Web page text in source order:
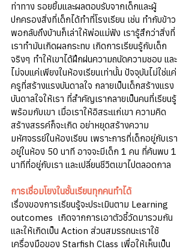
ท่าทาง รอยยิ้มและผลตอบรับจากเด็กและผู้
ปกครองสิ่งที่เด็กได้ทำที่โรงเรียน เช่น ทำกับข้าว
พอกลับถึงบ้านก็เล่าให้พ่อแม่ฟัง เรารู้สึกว่าสิ่งที่
เราทำมันเกิดผลกระทบ เกิดการเรียนรู้กับเด็ก
จริงๆ ทำให้เขาได้ฝึกฝนความถนัดความชอบ และ
ไม่จบแค่เพียงในห้องเรียนเท่านั้น ปัจจุบันไม่ใช่แค่
ครูที่สร้างแรงบันดาลใจ กลายเป็นเด็กสร้างแรง
บันดาลใจให้เรา ที่สำคัญเรากลายเป็นคนที่เรียนรู้
พร้อมกับเขา เมื่อเราให้อิสระแก่เขา ความคิด
สร้างสรรค์ก็จะเกิด อย่าหยุดสร้างความ
มหัศจรรย์ในห้องเรียน เพราะการที่เด็กอยู่กับเรา
อยู่ในห้อง 50 นาที อาจจะมีเด็ก 1 คน ที่ค้นพบ 1
นาทีที่อยู่กับเรา และเปลี่ยนชีวิตเขาไปตลอดกาล
การเชื่อมโยงในชั้นเรียนทุกคนทำได้
เรื่องของการเรียนรู้จะประเมินตาม Learning
outcomes  เกิดจากการเอาตัวชี้วัดมารวมกัน
และให้เกิดเป็น Action ส่วนสมรรถนะเราใช้
เครื่องมือของ Starfish Class เพื่อให้เห็นเป็น